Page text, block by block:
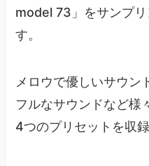
model 73」をサンプ
す。
メロウで優しいサウン
フルなサウンドなど様
4つのプリセットを収録